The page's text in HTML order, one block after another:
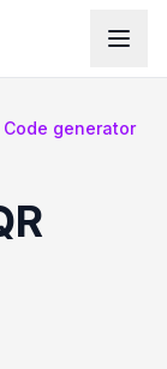
Code generator